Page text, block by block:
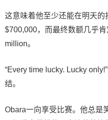
这意味着他至少还能在明天的
$700,000，而最终数额几乎
million。
“Every time lucky. Lucky
结。
Obara一向享受比赛。他总是